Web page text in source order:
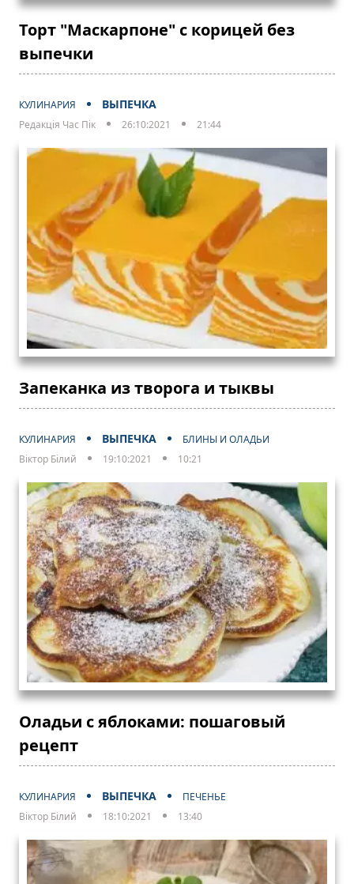
Торт "Маскарпоне" с корицей без
выпечки
КУЛИНАРИЯ ВЫПЕЧКА
Редакція Час Пік 26:10:2021 21:44
Запеканка из творога и тыквы
КУЛИНАРИЯ ВЫПЕЧКА
БЛИНЫ И ОЛАДЬИ
Віктор Білий
19:10:2021 10:21
Оладьи с яблоками: пошаговый
рецепт
КУЛИНАРИЯ ВЫПЕЧКА
ПЕЧЕНЬЕ
Віктор Білий
18:10:2021 13:40